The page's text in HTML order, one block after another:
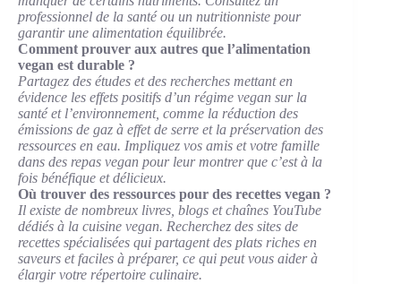
professionnel de la santé ou un nutritionniste pour
garantir une alimentation équilibrée.
Comment prouver aux autres que l’alimentation
vegan est durable ?
Partagez des études et des recherches mettant en
évidence les effets positifs d’un régime vegan sur la
santé et l’environnement, comme la réduction des
émissions de gaz à effet de serre et la préservation des
ressources en eau. Impliquez vos amis et votre famille
dans des repas vegan pour leur montrer que c’est à la
fois bénéfique et délicieux.
Où trouver des ressources pour des recettes vegan ?
Il existe de nombreux livres, blogs et chaînes YouTube
dédiés à la cuisine vegan. Recherchez des sites de
recettes spécialisées qui partagent des plats riches en
saveurs et faciles à préparer, ce qui peut vous aider à
élargir votre répertoire culinaire.